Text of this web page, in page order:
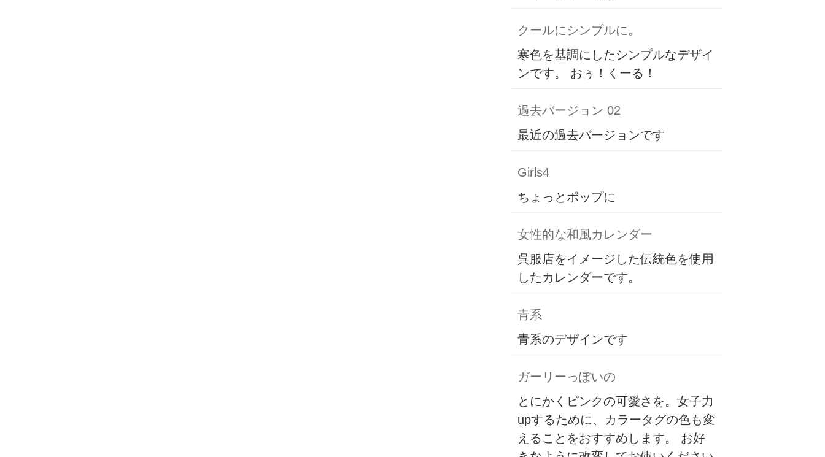
クールにシンプルに。
寒色を基調にしたシンプルなデザイ
ンです。 おぅ！くーる！
過去バージョン 02
最近の過去バージョンです
Girls4
ちょっとポップに
女性的な和風カレンダー
呉服店をイメージした伝統色を使用
したカレンダーです。
青系
青系のデザインです
ガーリーっぽいの
とにかくピンクの可愛さを。女子力
upするために、カラータグの色も変
えることをおすすめします。 お好